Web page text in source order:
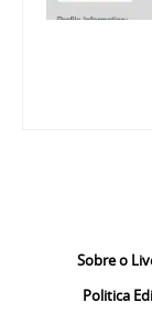
Sobre o
Politica